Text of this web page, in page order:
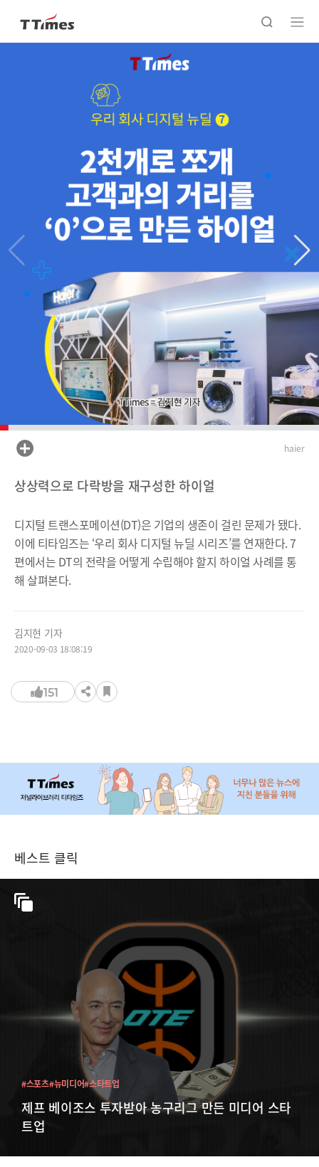
haier
상상력으로 다락방을 재구성한 하이얼
디지털 트랜스포메이션(DT)은 기업의 생존이 걸린 문제가 됐다.
이에 티타임즈는 ‘우리 회사 디지털 뉴딜 시리즈’를 연재한다. 7
편에서는 DT의 전략을 어떻게 수립해야 할지 하이얼 사례를 통
해 살펴본다.
김지현 기자
2020-09-03 18:08:19
151
베스트 클릭
제프 베이조스 투자받아 농구리그 만든 미디어 스타
트업
#스포츠#뉴미디어#스타트업